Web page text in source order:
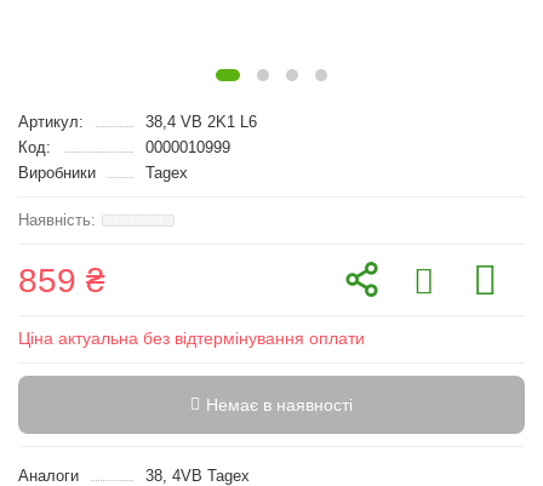
Артикул:
38,4 VB 2K1 L6
Код:
0000010999
Виробники
Tagex
859 ₴
Ціна актуальна без відтермінування оплати
Немає в наявності
Аналоги
38, 4VB Tagex